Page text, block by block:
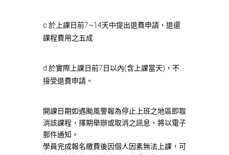
c.於上課日前7~14天中提出退費申請，退還
課程費用之五成
d.於實際上課日前7日以內(含上課當天)，不
接受退費申請。
開課日期如遇颱風警報為停止上班之地區即取
消該課程，擇期舉辦或取消之訊息，將以電子
郵件通知。
學員完成報名繳費後因個人因素無法上課，可